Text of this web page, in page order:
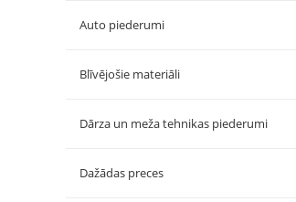
Auto piederumi
Blīvējošie materiāli
Dārza un meža tehnikas piederumi
Dažādas preces